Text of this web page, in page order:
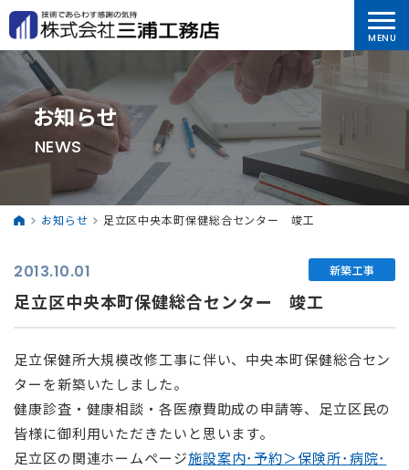
お知らせ
NEWS
お知らせ 足立区中央本町保健総合センター 竣工
2013.10.01 新築工事
足立区中央本町保健総合センター 竣工
足立保健所大規模改修工事に伴い、中央本町保健総合セン
ターを新築いたしました。
健康診査・健康相談・各医療費助成の申請等、足立区民の
皆様に御利用いただきたいと思います。
足立区の関連ホームページ施設案内･予約＞保険所･病院･